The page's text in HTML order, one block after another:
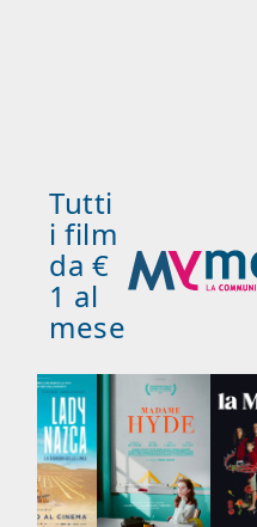
Tutti
i film
da €
1 al
mese